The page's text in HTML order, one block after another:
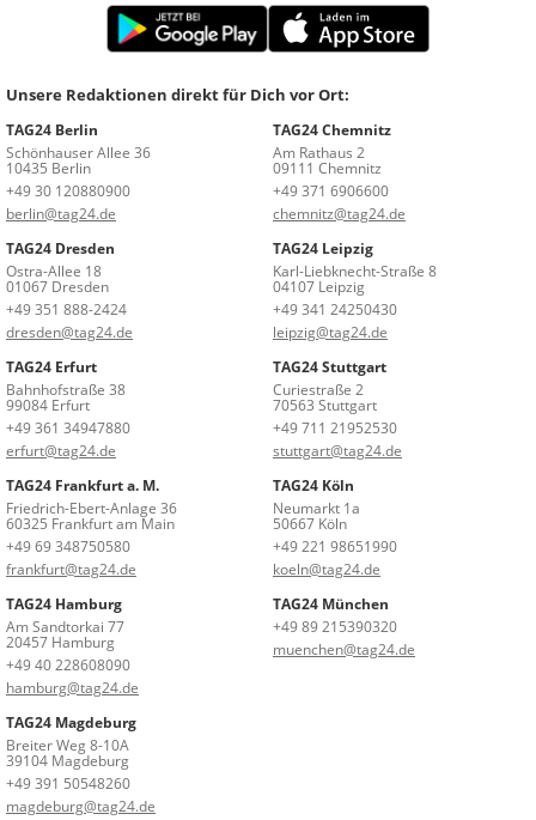
Unsere Redaktionen direkt für Dich vor Ort:
TAG24 Berlin
Schönhauser Allee 36
10435 Berlin
+49 30 120880900
berlin@tag24.de
TAG24 Chemnitz
Am Rathaus 2
09111 Chemnitz
+49 371 6906600
chemnitz@tag24.de
TAG24 Dresden
Ostra-Allee 18
01067 Dresden
+49 351 888-2424
dresden@tag24.de
TAG24 Leipzig
Karl-Liebknecht-Straße 8
04107 Leipzig
+49 341 24250430
leipzig@tag24.de
TAG24 Erfurt
Bahnhofstraße 38
99084 Erfurt
+49 361 34947880
erfurt@tag24.de
TAG24 Stuttgart
Curiestraße 2
70563 Stuttgart
+49 711 21952530
stuttgart@tag24.de
TAG24 Frankfurt a. M.
Friedrich-Ebert-Anlage 36
60325 Frankfurt am Main
+49 69 348750580
frankfurt@tag24.de
TAG24 Köln
Neumarkt 1a
50667 Köln
+49 221 98651990
koeln@tag24.de
TAG24 Hamburg
Am Sandtorkai 77
20457 Hamburg
+49 40 228608090
hamburg@tag24.de
TAG24 München
+49 89 215390320
muenchen@tag24.de
TAG24 Magdeburg
Breiter Weg 8-10A
39104 Magdeburg
+49 391 50548260
magdeburg@tag24.de